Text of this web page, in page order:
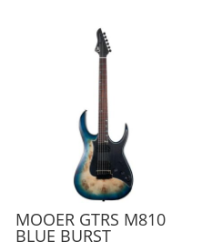
era:
899,00 €.
MOOER GTRS M810
BLUE BURST